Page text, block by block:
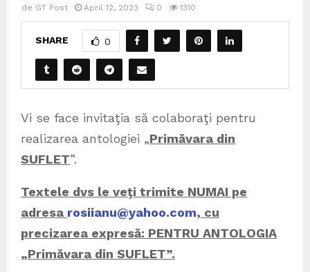
de GT Post April 12, 2023 0 1310
SHARE 0
Vi se face invitaţia să colaboraţi pentru
realizarea antologiei „Primăvara din
SUFLET”.
Textele dvs le veţi trimite NUMAI pe
adresa rosiianu@yahoo.com, cu
precizarea expresă: PENTRU ANTOLOGIA
„Primăvara din SUFLET”.